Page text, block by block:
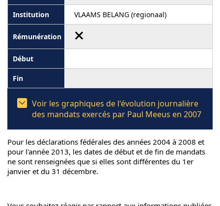
VLAAMS BELANG (regionaal)
Voir les graphiques de l'évolution journalière
des mandats exercés par Paul Meeus en 2007
Pour les déclarations fédérales des années 2004 à 2008 et
pour l'année 2013, les dates de début et de fin de mandats
ne sont renseignées que si elles sont différentes du 1er
janvier et du 31 décembre.